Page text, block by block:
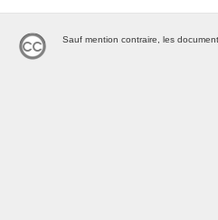
Sauf mention contraire, les